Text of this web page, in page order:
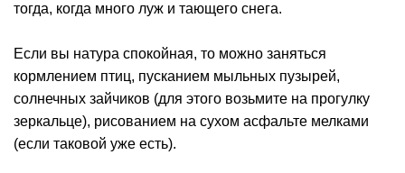
тогда, когда много луж и тающего снега.
Если вы натура спокойная, то можно заняться
кормлением птиц, пусканием мыльных пузырей,
солнечных зайчиков (для этого возьмите на прогулку
зеркальце), рисованием на сухом асфальте мелками
(если таковой уже есть).